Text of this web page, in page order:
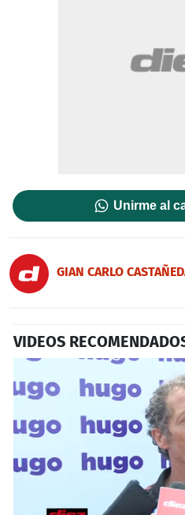
Unirme al
GIAN CARLO
VIDEOS